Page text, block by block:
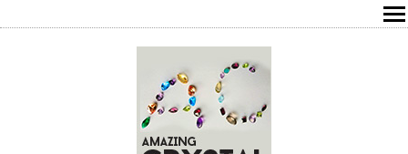
ÍRÁSOK
ÁSVÁNYOK HATÁSAI